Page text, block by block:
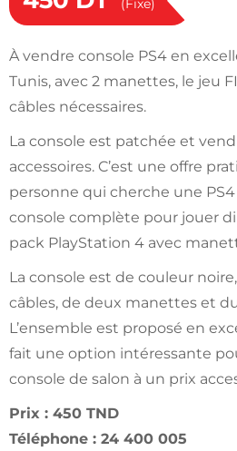
(Fixe)
À vendre console PS4 en
Tunis, avec 2 manettes, le jeu
câbles nécessaires.
La console est patchée et
accessoires. C’est une offre
personne qui cherche une
console complète pour jouer
pack PlayStation 4 avec
La console est de couleur
câbles, de deux manettes et
L’ensemble est proposé en
fait une option intéressante
console de salon à un prix
Prix : 450 TND
Téléphone : 24 400 005